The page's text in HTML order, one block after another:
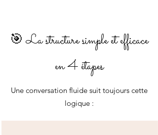
🎯 La structure simple et efficace
en 4 étapes
Une conversation fluide suit toujours cette
logique :